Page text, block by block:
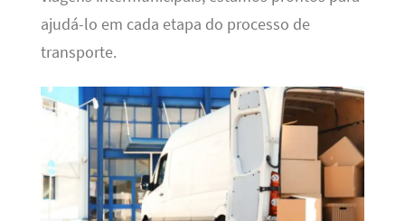
ajudá-lo em cada etapa do processo de
transporte.